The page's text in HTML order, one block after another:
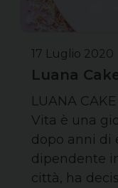
17 Luglio 2020
Luana
LUANA
Vita è una
dopo anni di
dipendente
città, ha